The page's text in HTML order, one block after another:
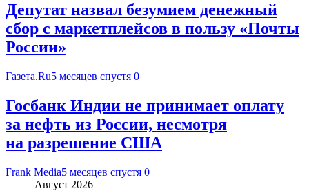
Депутат назвал безумием денежный
сбор с маркетплейсов в пользу «Почты
России»
Газета.Ru5 месяцев спустя 0
Госбанк Индии не принимает оплату
за нефть из России, несмотря
на разрешение США
Frank Media5 месяцев спустя 0
Август 2026